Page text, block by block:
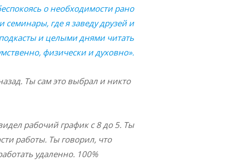
о необходимости рано
где я заведу друзей и
и целыми днями читать
физически и духовно».
Ты сам это выбрал и никто
рабочий график с 8 до 5. Ты
работы. Ты говорил, что
удаленно. 100%